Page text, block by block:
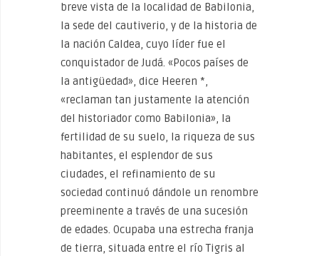
breve vista de la localidad de Babilonia,
la sede del cautiverio, y de la historia de
la nación Caldea, cuyo líder fue el
conquistador de Judá. «Pocos países de
la antigüedad», dice Heeren *,
«reclaman tan justamente la atención
del historiador como Babilonia», la
fertilidad de su suelo, la riqueza de sus
habitantes, el esplendor de sus
ciudades, el refinamiento de su
sociedad continuó dándole un renombre
preeminente a través de una sucesión
de edades. Ocupaba una estrecha franja
de tierra, situada entre el río Tigris al